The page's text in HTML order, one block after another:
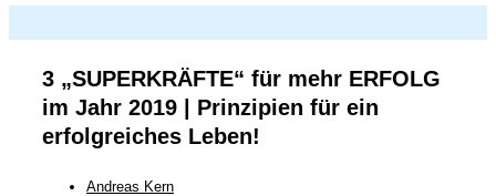
3 „SUPERKRÄFTE“ für mehr ERFOLG
im Jahr 2019 | Prinzipien für ein
erfolgreiches Leben!
Andreas Kern